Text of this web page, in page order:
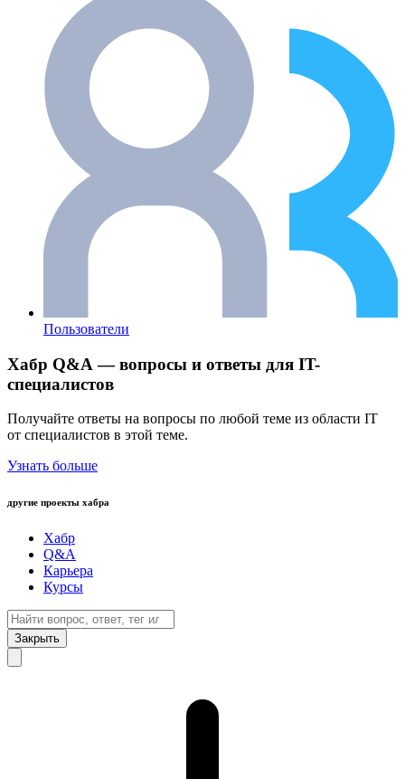
Пользователи
Хабр Q&A — вопросы и ответы для IT-
специалистов
Получайте ответы на вопросы по любой теме из области IT
от специалистов в этой теме.
Узнать больше
другие проекты хабра
Хабр
Q&A
Карьера
Курсы
Закрыть